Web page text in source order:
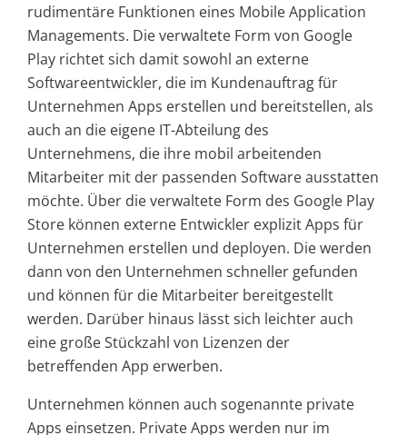
rudimentäre Funktionen eines Mobile Application
Managements. Die verwaltete Form von Google
Play richtet sich damit sowohl an externe
Softwareentwickler, die im Kundenauftrag für
Unternehmen Apps erstellen und bereitstellen, als
auch an die eigene IT-Abteilung des
Unternehmens, die ihre mobil arbeitenden
Mitarbeiter mit der passenden Software ausstatten
möchte. Über die verwaltete Form des Google Play
Store können externe Entwickler explizit Apps für
Unternehmen erstellen und deployen. Die werden
dann von den Unternehmen schneller gefunden
und können für die Mitarbeiter bereitgestellt
werden. Darüber hinaus lässt sich leichter auch
eine große Stückzahl von Lizenzen der
betreffenden App erwerben.
Unternehmen können auch sogenannte private
Apps einsetzen. Private Apps werden nur im